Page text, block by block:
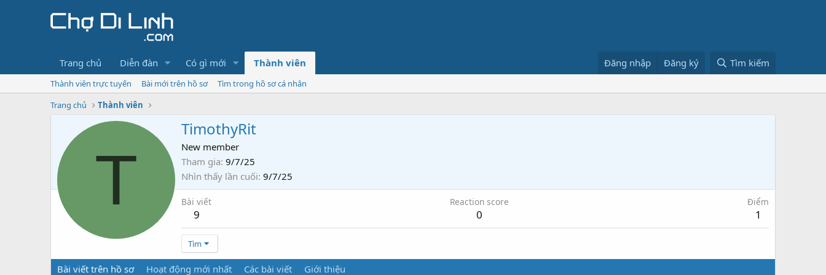
Trang chủ Diễn đàn Có gì mới Thành viên Đăng nhập Đăng ký Tìm kiếm
Thành viên trực tuyến Bài mới trên hồ sơ
Tìm trong hồ sơ cá nhân
Trang chủ
Thành viên
T
TimothyRit
New member
Tham gia 9/7/25
Nhìn thấy lần cuối 9/7/25
Bài viết
9
Reaction score
0
Điểm
1
Tìm
Bài viết trên hồ sơ Hoạt động mới nhất Các bài viết Giới thiệu